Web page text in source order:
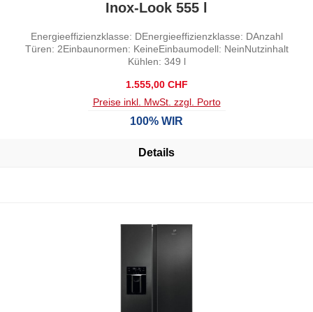
Inox-Look 555 l
Energieeffizienzklasse: DEnergieeffizienzklasse: DAnzahl
Türen: 2Einbaunormen: KeineEinbaumodell: NeinNutzinhalt
Kühlen: 349 l
Regulärer Preis:
1.555,00 CHF
Preise inkl. MwSt. zzgl. Porto
100% WIR
Details